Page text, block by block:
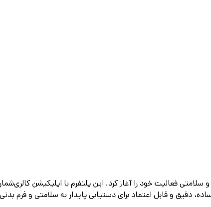
تناسب اندام و سلامتی فعالیت خود را آغاز کرد. این پلتفرم با
دقیق و قابل اعتماد برای دستیابی پایدار به سلامتی و فرم